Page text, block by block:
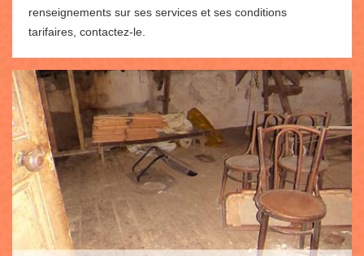
renseignements sur ses services et ses conditions
tarifaires, contactez-le.